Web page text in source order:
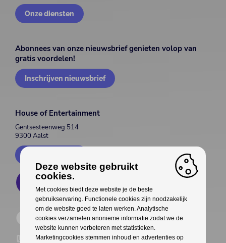
Onze diensten
Abonnees van onze nieuwsbrief genieten volop van
gratis voordelen!
Inschrijven nieuwsbrief
House of Entertainment
Gentsesteenweg 514
9300 Aalst
Deze website gebruikt
cookies.
Met cookies biedt deze website je de beste
gebruikservaring. Functionele cookies zijn noodzakelijk
om de website goed te laten werken. Analytische
cookies verzamelen anonieme informatie zodat we de
website kunnen verbeteren met statistieken.
Marketingcookies stemmen inhoud en advertenties op